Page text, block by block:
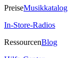
PreiseMusikkatalog
In-Store-Radios
RessourcenBlog